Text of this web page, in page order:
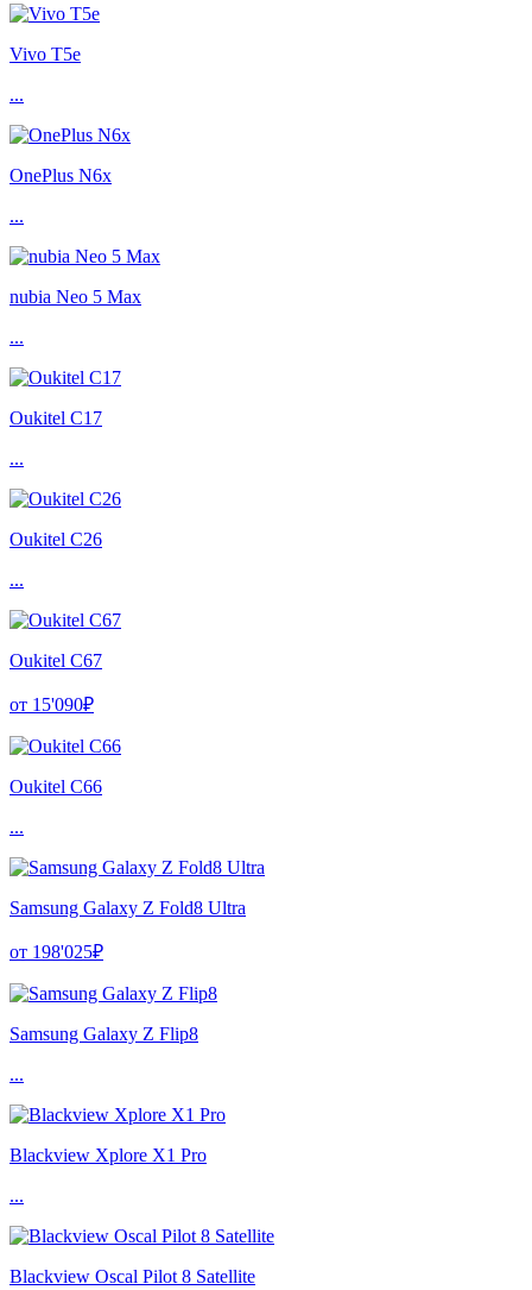
Vivo T5e
...
OnePlus N6x
...
nubia Neo 5 Max
...
Oukitel C17
...
Oukitel C26
...
Oukitel C67
от 15'090₽
Oukitel C66
...
Samsung Galaxy Z Fold8 Ultra
от 198'025₽
Samsung Galaxy Z Flip8
...
Blackview Xplore X1 Pro
...
Blackview Oscal Pilot 8 Satellite